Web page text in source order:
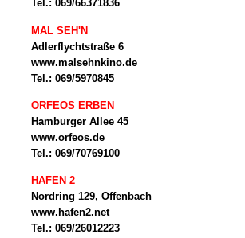
Tel.: 069/66371836
MAL SEH'N
Adlerflychtstraße 6
www.malsehnkino.de
Tel.: 069/5970845
ORFEOS ERBEN
Hamburger Allee 45
www.orfeos.de
Tel.: 069/70769100
HAFEN 2
Nordring 129, Offenbach
www.hafen2.net
Tel.: 069/26012223